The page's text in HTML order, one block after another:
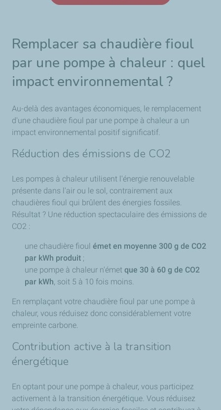
Remplacer sa chaudière fioul
par une pompe à chaleur : quel
impact environnemental ?
Au-delà des avantages économiques, le remplacement
d'une chaudière fioul par une pompe à chaleur a un
impact environnemental positif significatif.
Réduction des émissions de CO2
Les pompes à chaleur utilisent l'énergie renouvelable
présente dans l'air ou le sol, contrairement aux
chaudières fioul qui brûlent des énergies fossiles.
Résultat ? Une réduction spectaculaire des émissions de
CO2 :
une chaudière fioul émet en moyenne 300 g de CO2
par kWh produit ;
une pompe à chaleur n'émet que 30 à 60 g de CO2
par kWh, soit 5 à 10 fois moins.
En remplaçant votre chaudière fioul par une pompe à
chaleur, vous réduisez donc considérablement votre
empreinte carbone.
Contribution active à la transition
énergétique
En optant pour une pompe à chaleur, vous participez
activement à la transition énergétique. Vous réduisez